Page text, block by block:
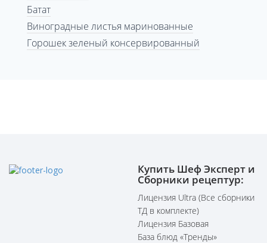
Батат
Виноградные листья маринованные
Горошек зеленый консервированный
Купить Шеф Эксперт и
Сборники рецептур:
Лицензия Ultra (Все сборники
ТД в комплекте)
Лицензия Базовая
База блюд «Тренды»